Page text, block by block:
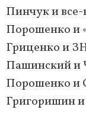
Пинчук и все-
Порошенко и
Гриценко и
Пашинский и
Порошенко и
Григоришин